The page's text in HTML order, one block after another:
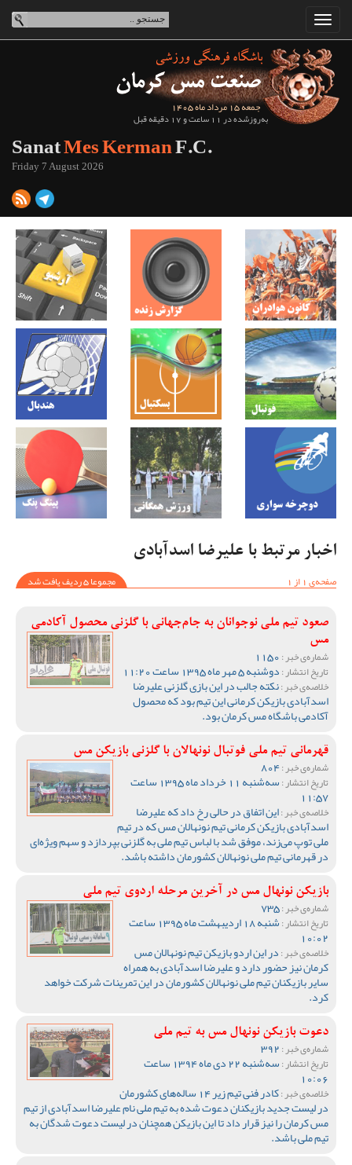
جمعه 15 مرداد ماه 1405
به‌روزشده در 11 ساعت و 17 دقیقه قبل
SanatMes KermanF.C.
Friday 7 August 2026
اخبار مرتبط با علیرضا اسدآبادی
صفحه‌ی 1 از 1
مجموعا 5 ردیف یافت شد
صعود تیم ملی نوجوانان به جام‌جهانی با گلزنی محصول آکادمی
مس
شماره‌ی خبر :
تاریخ انتشار :دوشنبه 5 مهر ماه 1395 ساعت 11:20
خلاصه‌ی خبر :نکته جالب در این بازی گلزنی علیرضا
اسدآبادی بازیکن کرمانی این تیم بود که محصول
آکادمی باشگاه مس کرمان بود.
قهرمانی تیم ملی فوتبال نونهالان با گلزنی بازیکن مس
شماره‌ی خبر :
تاریخ انتشار : سه‌شنبه 11 خرداد ماه 1395 ساعت
11:57
خلاصه‌ی خبر :این اتفاق در حالی رخ داد که علیرضا
اسدآبادی بازیکن کرمانی تیم نونهالان مس که در تیم
ملی توپ می‌زند، موفق شد با لباس تیم ملی به گلزنی بپردازد و سهم ویژه‌ای
در قهرمانی تیم ملی نونهالان کشورمان داشته باشد.
بازیکن نونهال مس در آخرین مرحله اردوی تیم ملی
شماره‌ی خبر :
تاریخ انتشار : شنبه 18 اردیبهشت ماه 1395 ساعت
10:02
خلاصه‌ی خبر :در این اردو بازیکن تیم نونهالان مس
کرمان نیز حضور دارد و علیرضا اسدآبادی به همراه
سایر بازیکنان تیم ملی نونهالان کشورمان در این تمرینات شرکت خواهد
کرد.
دعوت بازیکن نونهال مس به تیم ملی
شماره‌ی خبر :
تاریخ انتشار : سه‌شنبه 22 دی ماه 1394 ساعت
10:06
خلاصه‌ی خبر : کادر فنی تیم زیر 14 ساله‌های کشورمان
در لیست جدید بازیکنان دعوت شده به تیم ملی نام علیرضا اسدآبادی از تیم
مس کرمان را نیز قرار داد تا این بازیکن همچنان در لیست دعوت شدگان به
تیم ملی باشد.